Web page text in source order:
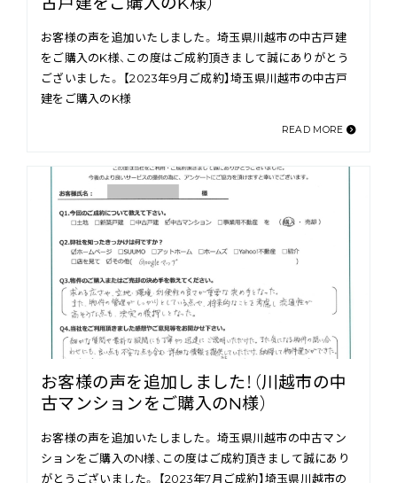
お客様の声を追加いたしました。 埼玉県川越市の中古戸建
をご購入のK様、この度はご成約頂きまして誠にありがとう
ございました。 【2023年9月ご成約】埼玉県川越市の中古戸
建をご購入のK様
READ MORE
お客様の声を追加しました！（川越市の中
古マンションをご購入のN様）
お客様の声を追加いたしました。 埼玉県川越市の中古マン
ションをご購入のN様、この度はご成約頂きまして誠にあり
がとうございました。 【2023年7月ご成約】埼玉県川越市の